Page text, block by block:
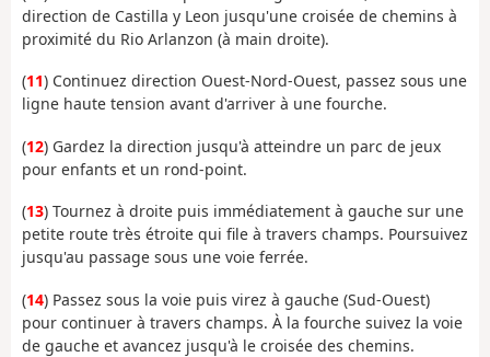
direction de Castilla y Leon jusqu'une croisée de chemins à
proximité du Rio Arlanzon (à main droite).
(11) Continuez direction Ouest-Nord-Ouest, passez sous une
ligne haute tension avant d'arriver à une fourche.
(12) Gardez la direction jusqu'à atteindre un parc de jeux
pour enfants et un rond-point.
(13) Tournez à droite puis immédiatement à gauche sur une
petite route très étroite qui file à travers champs. Poursuivez
jusqu'au passage sous une voie ferrée.
(14) Passez sous la voie puis virez à gauche (Sud-Ouest)
pour continuer à travers champs. À la fourche suivez la voie
de gauche et avancez jusqu'à le croisée des chemins.